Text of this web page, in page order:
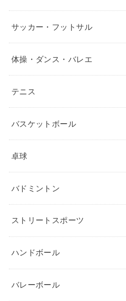
サッカー・フットサル
体操・ダンス・バレエ
テニス
バスケットボール
卓球
バドミントン
ストリートスポーツ
ハンドボール
バレーボール